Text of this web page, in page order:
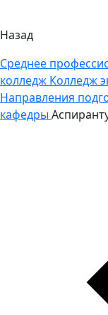
Назад
Среднее
колледж Колледж
Направления
кафедры